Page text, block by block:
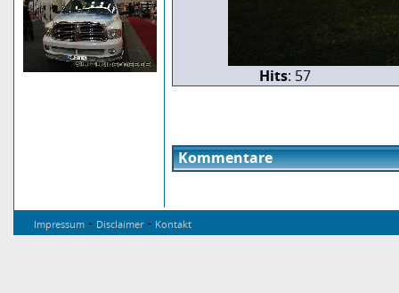
Hits: 57
Kommentare
Impressum - Disclaimer- Kontakt